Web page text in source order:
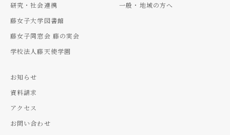
研究・社会連携
藤女子大学図書館
藤女子同窓会 藤の実会
学校法人藤天使学園
一般・地域の方へ
お知らせ
資料請求
アクセス
お問い合わせ